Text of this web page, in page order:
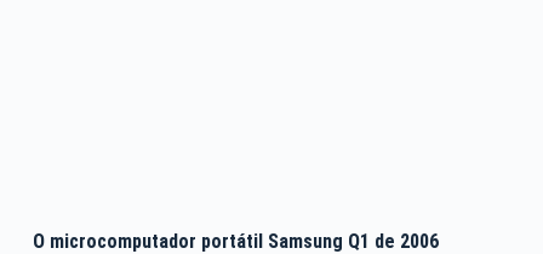
O microcomputador portátil Samsung Q1 de 2006